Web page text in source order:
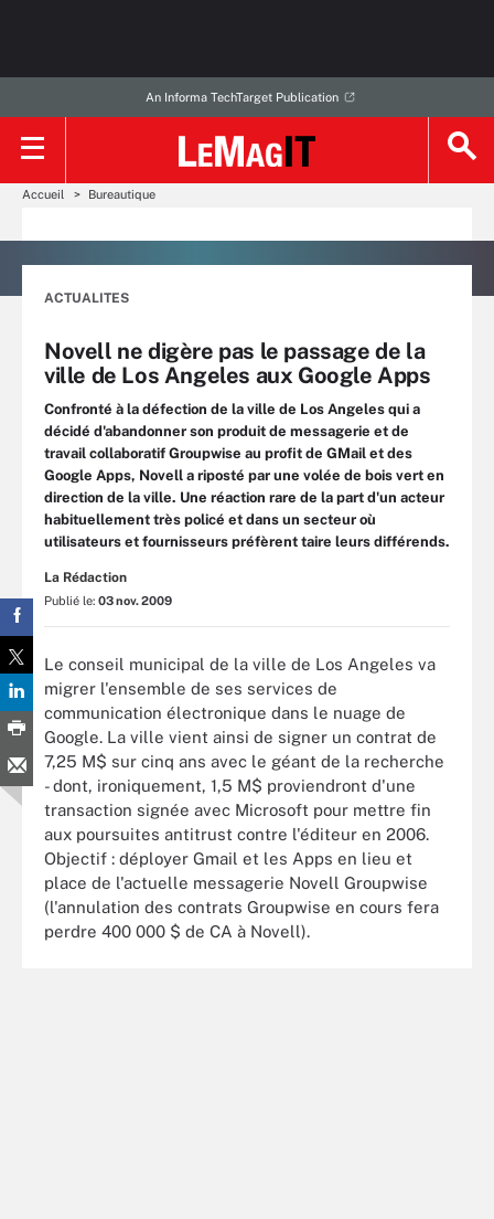
An Informa TechTarget Publication
Accueil Bureautique
ACTUALITES
Novell ne digère pas le passage de la
ville de Los Angeles aux Google Apps
Confronté à la défection de la ville de Los Angeles qui a
décidé d'abandonner son produit de messagerie et de
travail collaboratif Groupwise au profit de GMail et des
Google Apps, Novell a riposté par une volée de bois vert en
direction de la ville. Une réaction rare de la part d'un acteur
habituellement très policé et dans un secteur où
utilisateurs et fournisseurs préfèrent taire leurs différends.
La Rédaction
Publié le: 03 nov. 2009
Le conseil municipal de la ville de Los Angeles va
migrer l'ensemble de ses services de
communication électronique dans le nuage de
Google. La ville vient ainsi de signer un contrat de
7,25 M$ sur cinq ans avec le géant de la recherche
- dont, ironiquement, 1,5 M$ proviendront d'une
transaction signée avec Microsoft pour mettre fin
aux poursuites antitrust contre l'éditeur en 2006.
Objectif : déployer Gmail et les Apps en lieu et
place de l'actuelle messagerie Novell Groupwise
(l'annulation des contrats Groupwise en cours fera
perdre 400 000 $ de CA à Novell).